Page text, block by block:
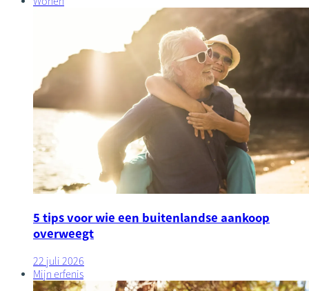
5 tips voor wie een buitenlandse aankoop
overweegt
22 juli 2026
Mijn erfenis